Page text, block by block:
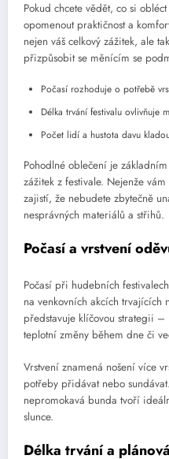
Pokud chcete vědět, co si
opomenout praktičnost a
nejen váš celkový zážitek, ale
přizpůsobit se měnícím se
Počasí rozhoduje o potřebě
Délka trvání festivalu ovlivňuje
Počet lidí a hustota davu
Pohodlné oblečení je
zážitek z festivale. Nejenže
zajistí, že nebudete zbytečně
nesprávných materiálů a střihů.
Počasí a vrstvení
Počasí při hudebních
na venkovních akcích
představuje klíčovou strategii
teplotní změny během dne či
Vrstvení znamená nošení více
potřeby přidávat nebo
nepromokavá bunda tvoří
slunce.
Délka trvání a